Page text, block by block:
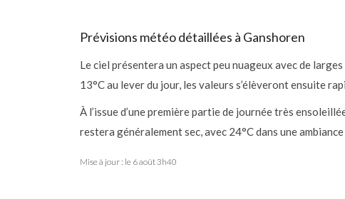
Prévisions météo détaillées à Ganshoren
Le ciel présentera un aspect peu nuageux avec de
13°C au lever du jour, les valeurs s’élèveront ensuite
À l’issue d’une première partie de journée très
restera généralement sec, avec 24°C dans une
Mise à jour : le 6 août 3h40